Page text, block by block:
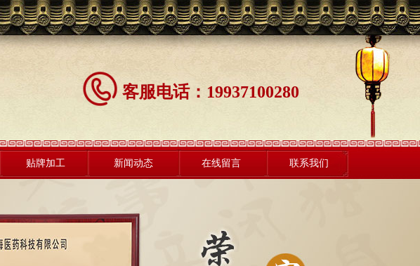
客服电话：19937100280
贴牌加工 新闻动态 在线留言 联系我们